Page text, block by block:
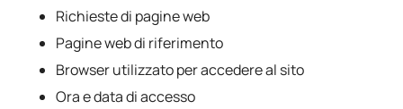
Richieste di pagine web
Pagine web di riferimento
Browser utilizzato per accedere al sito
Ora e data di accesso